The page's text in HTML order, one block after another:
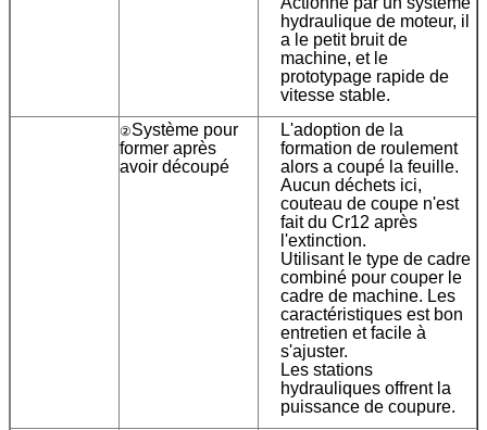
hydraulique de moteur, il
a le petit bruit de
machine, et le
prototypage rapide de
vitesse stable.
②Système pour
former après
avoir découpé
L'adoption de la
formation de roulement
alors a coupé la feuille.
Aucun déchets ici,
couteau de coupe n'est
fait du Cr12 après
l'extinction.
Utilisant le type de cadre
combiné pour couper le
cadre de machine. Les
caractéristiques est bon
entretien et facile à
s'ajuster.
Les stations
hydrauliques offrent la
puissance de coupure.